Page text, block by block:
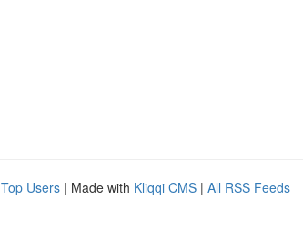
Top Users | Made with Kliqqi CMS | All RSS Feeds